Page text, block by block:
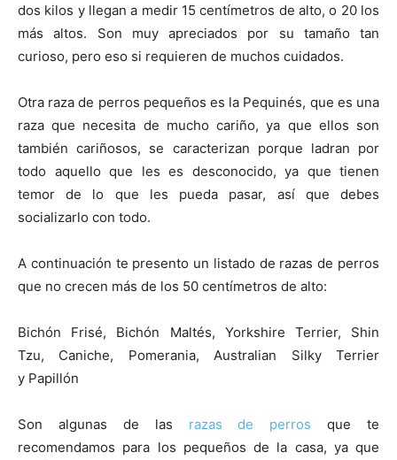
Cachorros
dos kilos y llegan a medir 15 centímetros de alto, o 20 los
más altos. Son muy apreciados por su tamaño tan
curioso, pero eso si requieren de muchos cuidados.
Otra raza de perros pequeños es la Pequinés, que es una
raza que necesita de mucho cariño, ya que ellos son
también cariñosos, se caracterizan porque ladran por
todo aquello que les es desconocido, ya que tienen
temor de lo que les pueda pasar, así que debes
socializarlo con todo.
A continuación te presento un listado de razas de perros
que no crecen más de los 50 centímetros de alto:
Bichón Frisé, Bichón Maltés, Yorkshire Terrier, Shin
Tzu, Caniche, Pomerania, Australian Silky Terrier
y Papillón
Son algunas de las razas de perros que te
recomendamos para los pequeños de la casa, ya que